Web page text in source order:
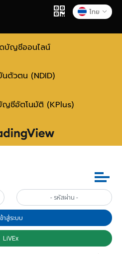
ไทย
บัญชีออนไลน์
ตัวตน (NDID)
ชีอัตโนมัติ (KPlus)